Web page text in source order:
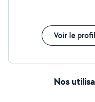
donc je suis limitée
Voir le profil
Nos